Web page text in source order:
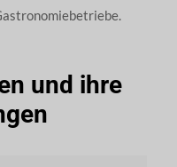
und ihre